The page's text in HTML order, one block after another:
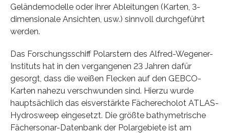
Geländemodelle oder ihrer Ableitungen (Karten, 3-
dimensionale Ansichten, usw.) sinnvoll durchgeführt
werden.
Das Forschungsschiff Polarstern des Alfred-Wegener-
Instituts hat in den vergangenen 23 Jahren dafür
gesorgt, dass die weißen Flecken auf den GEBCO-
Karten nahezu verschwunden sind. Hierzu wurde
hauptsächlich das eisverstärkte Fächerecholot ATLAS-
Hydrosweep eingesetzt. Die größte bathymetrische
Fächersonar-Datenbank der Polargebiete ist am